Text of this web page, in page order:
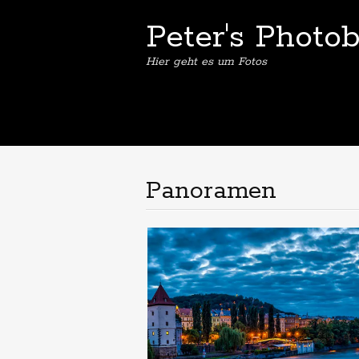
Peter's
Hier geht es um Fotos
Panoramen